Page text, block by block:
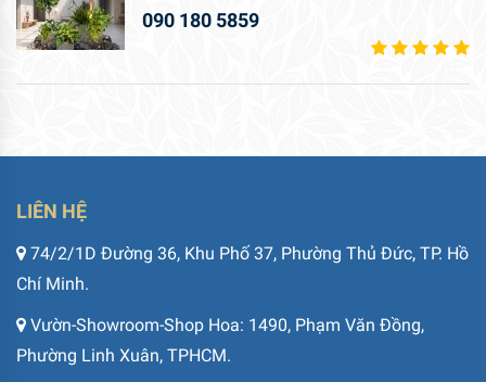
090 180 5859
LIÊN HỆ
74/2/1D Đường 36, Khu Phố 37, Phường Thủ Đức, TP. Hồ
Chí Minh.
Vườn-Showroom-Shop Hoa: 1490, Phạm Văn Đồng,
Phường Linh Xuân, TPHCM.